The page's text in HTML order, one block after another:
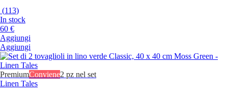
(113)
In stock
60 €
Aggiungi
Aggiungi
PremiumConviene2 pz nel set
Linen Tales